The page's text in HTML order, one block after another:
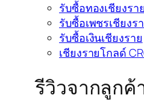
รับซื้อทองเชียงราย
รับซื้อเพชรเชียงร
รับซื้อเงินเชียงราย
เชียงรายโกลด์
รีวิวจากลูกค้